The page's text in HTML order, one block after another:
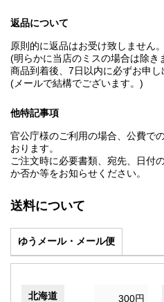
返品について
原則的に返品はお受け致しません。
(明らかに当店のミスの場合は除き
商品到着後、7日以内に必ずお申し
(メールで結構でございます。)
他特記事項
官公庁様のご利用の場合、公費で
おります。
ご注文時に必要書類、宛先、日付
か否か等をお知らせください。
送料について
ゆうメール・メール便
北海道 300円